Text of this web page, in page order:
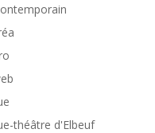
théâtre d'Elbeuf